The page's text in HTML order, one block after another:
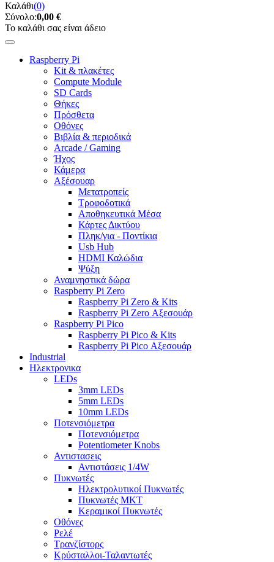
Καλάθι(0)
Σύνολο:0,00 €
Το καλάθι σας είναι άδειο
Raspberry Pi
Kit & πλακέτες
Compute Module
SD Cards
Θήκες
Πρόσθετα
Οθόνες
Βιβλία & περιοδικά
Arcade / Gaming
Ήχος
Κάμερα
Αξέσουαρ
Μετατροπείς
Τροφοδοτικά
Αποθηκευτικά Μέσα
Κάρτες Δικτύου
Πληκ/για - Ποντίκια
Usb Hub
HDMI Καλώδια
Ψύξη
Αναμνηστικά δώρα
Raspberry Pi Zero
Raspberry Pi Zero & Kits
Raspberry Pi Zero Αξεσουάρ
Raspberry Pi Pico
Raspberry Pi Pico & Kits
Raspberry Pi Pico Αξεσουάρ
Industrial
Ηλεκτρονικα
LEDs
3mm LEDs
5mm LEDs
10mm LEDs
Ποτενσιόμετρα
Ποτενσιόμετρα
Potentiometer Knobs
Αντιστασεις
Αντιστάσεις 1/4W
Πυκνωτές
Ηλεκτρολυτικοί Πυκνωτές
Πυκνωτές MKT
Κεραμικοί Πυκνωτές
Οθόνες
Ρελέ
Τρανζίστορς
Κρύσταλλοι-Ταλαντωτές